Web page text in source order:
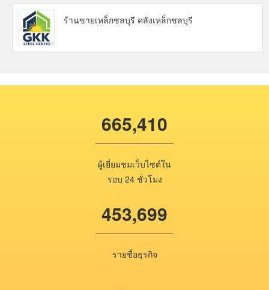
ร้านขายเหล็กชลบุรี คลังเหล็กชลบุรี
665,410
ผู้เยี่ยมชมเว็บไซต์ใน
รอบ 24 ชั่วโมง
453,699
รายชื่อธุรกิจ